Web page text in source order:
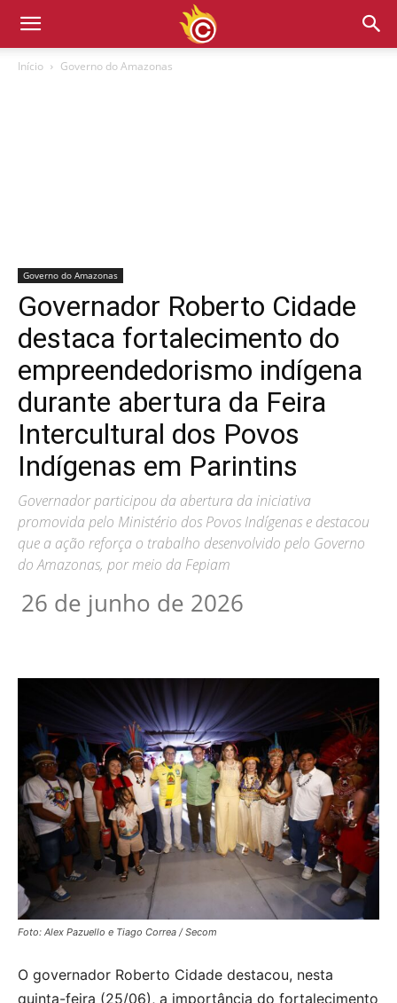
Início Governo do Amazonas
Governo do Amazonas
Governador Roberto Cidade
destaca fortalecimento do
empreendedorismo indígena
durante abertura da Feira
Intercultural dos Povos
Indígenas em Parintins
Governador participou da abertura da iniciativa
promovida pelo Ministério dos Povos Indígenas e destacou
que a ação reforça o trabalho desenvolvido pelo Governo
do Amazonas, por meio da Fepiam
26 de junho de 2026
Foto: Alex Pazuello e Tiago Correa / Secom
O governador Roberto Cidade destacou, nesta
quinta-feira (25/06), a importância do fortalecimento